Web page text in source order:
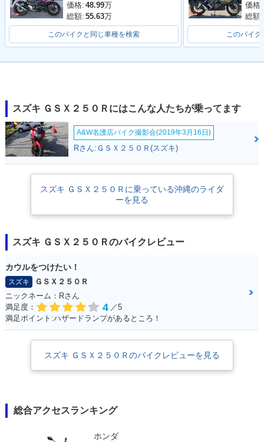
価格: 48.99万
総額: 55.63万
このバイクと同じ車種を検索
価格:
総額:
このバイク
スズキ ＧＳＸ２５０Ｒにはこんな人たちが乗ってます
A&W名護店バイク撮影会(2019年3月16日)
Rさん:ＧＳＸ２５０Ｒ(スズキ)
スズキ ＧＳＸ２５０Ｒに乗っている沖縄のライダ
ーを見る
スズキ ＧＳＸ２５０Ｒのバイクレビュー
カウルをつけたい！
スズキ
ＧＳＸ２５０Ｒ
ニックネーム：Rさん
満足度：
4 ／5
満足ポイント:ハザードランプがあるところ！
スズキ ＧＳＸ２５０Ｒのバイクレビューを見る
総合アクセスランキング
ホンダ